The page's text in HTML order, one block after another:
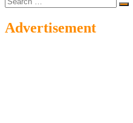
…
Advertisement